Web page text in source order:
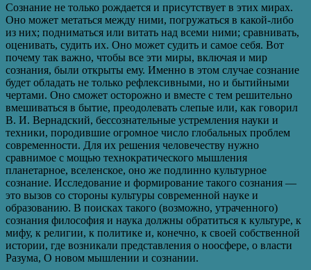
Сознание не только рождается и присутствует в этих мирах.
Оно может метаться между ними, погружаться в какой-либо
из них; подниматься или витать над всеми ними; сравнивать,
оценивать, судить их. Оно может судить и самое себя. Вот
почему так важно, чтобы все эти миры, включая и мир
сознания, были открыты ему. Именно в этом случае сознание
будет обладать не только рефлексивными, но и бытийными
чертами. Оно сможет осторожно и вместе с тем решительно
вмешиваться в бытие, преодолевать слепые или, как говорил
В. И. Вернадский, бессознательные устремления науки и
техники, породившие огромное число глобальных проблем
современности. Для их решения человечеству нужно
сравнимое с мощью технократического мышления
планетарное, вселенское, оно же подлинно культурное
сознание. Исследование и формирование такого сознания —
это вызов со стороны культуры современной науке и
образованию. В поисках такого (возможно, утраченного)
сознания философия и наука должны обратиться к культуре, к
мифу, к религии, к политике и, конечно, к своей собственной
истории, где возникали представления о ноосфере, о власти
Разума, О новом мышлении и сознании.